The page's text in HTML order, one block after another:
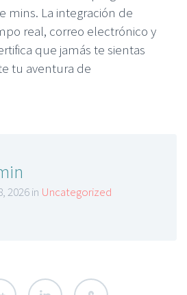
mins. La integración de
real, correo electrónico y
que jamás te sientas
tu aventura de
2026 in Uncategorized